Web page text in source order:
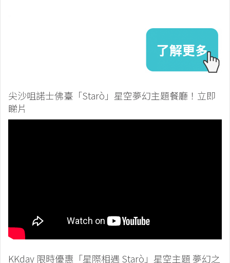
尖沙咀諾士佛臺「Starò」星空夢幻主題餐廳！立即
睇片
KKday 限時優惠「星際相遇 Starò」星空主題 夢幻之